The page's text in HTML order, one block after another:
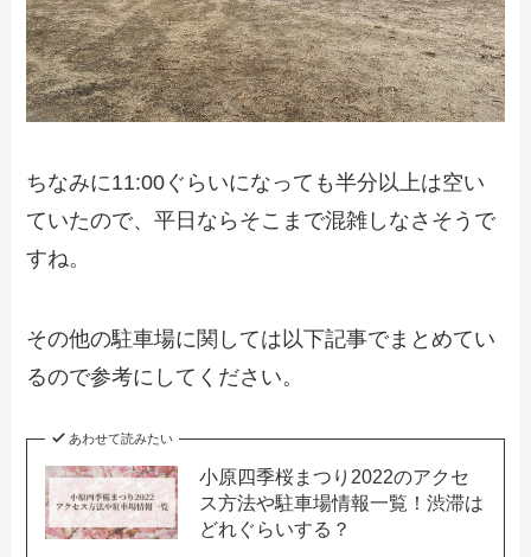
ちなみに11:00ぐらいになっても半分以上は空い
ていたので、平日ならそこまで混雑しなさそうで
すね。
その他の駐車場に関しては以下記事でまとめてい
るので参考にしてください。
あわせて読みたい
小原四季桜まつり2022のアクセ
ス方法や駐車場情報一覧！渋滞は
どれぐらいする？